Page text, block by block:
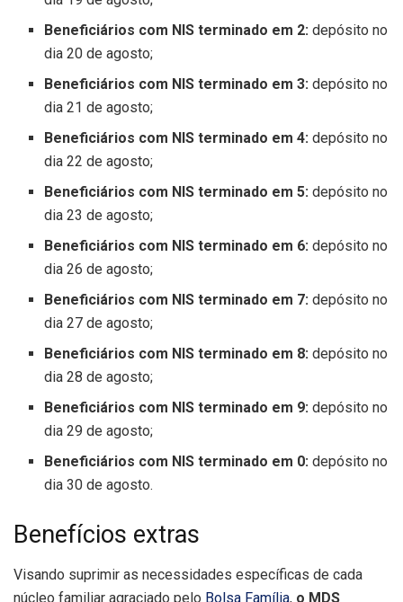
Beneficiários com NIS terminado em 2: depósito no
dia 20 de agosto;
Beneficiários com NIS terminado em 3: depósito no
dia 21 de agosto;
Beneficiários com NIS terminado em 4: depósito no
dia 22 de agosto;
Beneficiários com NIS terminado em 5: depósito no
dia 23 de agosto;
Beneficiários com NIS terminado em 6: depósito no
dia 26 de agosto;
Beneficiários com NIS terminado em 7: depósito no
dia 27 de agosto;
Beneficiários com NIS terminado em 8: depósito no
dia 28 de agosto;
Beneficiários com NIS terminado em 9: depósito no
dia 29 de agosto;
Beneficiários com NIS terminado em 0: depósito no
dia 30 de agosto.
Benefícios extras
Visando suprimir as necessidades específicas de cada
núcleo familiar agraciado pelo Bolsa Família, o MDS